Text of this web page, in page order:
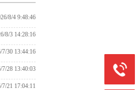
8/4 9:48:46
8/3 14:28:16
7/30 13:44:16
7/28 13:40:03
7/21 17:04:11